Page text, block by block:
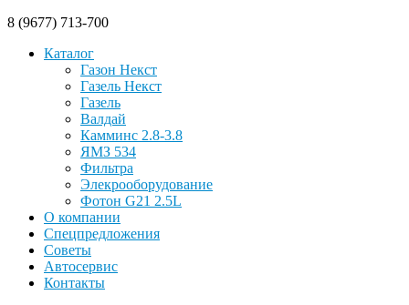
8 (9677) 713-700
Каталог
Газон Некст
Газель Некст
Газель
Валдай
Камминс 2.8-3.8
ЯМЗ 534
Фильтра
Элекрооборудование
Фотон G21 2.5L
О компании
Спецпредложения
Советы
Автосервис
Контакты